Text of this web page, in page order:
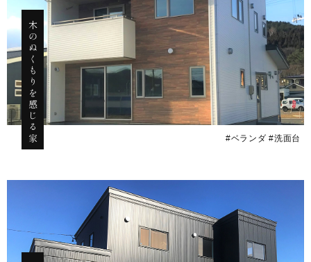
木のぬくもりを感じる家 #ベランダ #洗面台